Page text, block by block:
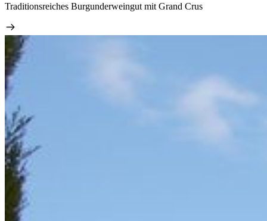
Traditionsreiches Burgunderweingut mit Grand Crus